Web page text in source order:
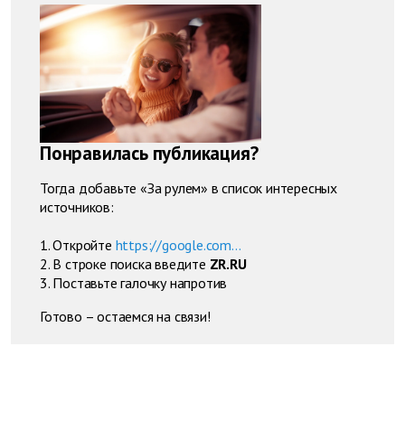
Понравилась публикация?
Тогда добавьте «За рулем» в список интересных
источников:
1. Откройте https://google.com...
2. В строке поиска введите ZR.RU
3. Поставьте галочку напротив
Готово – остаемся на связи!